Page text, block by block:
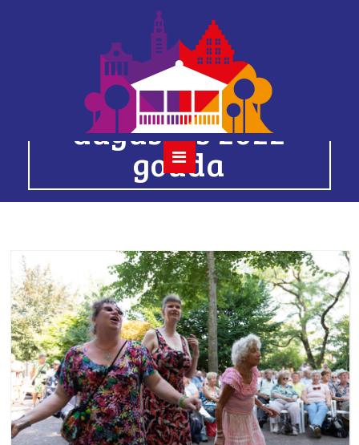
16 tess et les
moutons 14
augustus 2022
gouda